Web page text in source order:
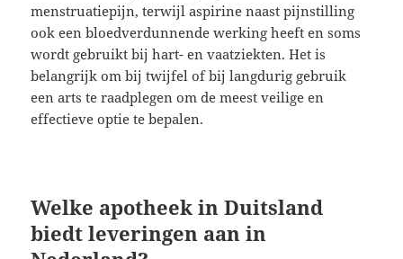
menstruatiepijn, terwijl aspirine naast pijnstilling
ook een bloedverdunnende werking heeft en soms
wordt gebruikt bij hart- en vaatziekten. Het is
belangrijk om bij twijfel of bij langdurig gebruik
een arts te raadplegen om de meest veilige en
effectieve optie te bepalen.
Welke apotheek in Duitsland
biedt leveringen aan in